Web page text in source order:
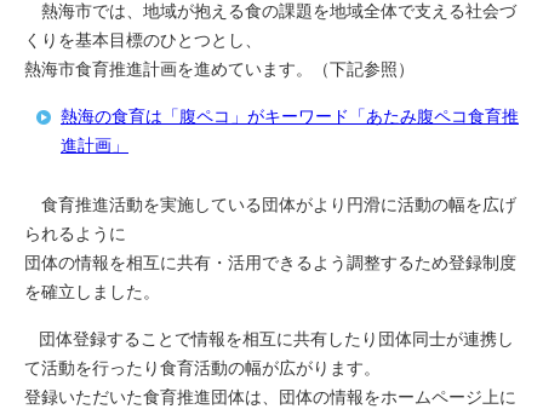
熱海市では、地域が抱える食の課題を地域全体で支える社会づ
くりを基本目標のひとつとし、
熱海市食育推進計画を進めています。（下記参照）
熱海の食育は「腹ペコ」がキーワード「あたみ腹ペコ食育推
進計画」
食育推進活動を実施している団体がより円滑に活動の幅を広げ
られるように
団体の情報を相互に共有・活用できるよう調整するため登録制度
を確立しました。
団体登録することで情報を相互に共有したり団体同士が連携し
て活動を行ったり食育活動の幅が広がります。
登録いただいた食育推進団体は、団体の情報をホームページ上に